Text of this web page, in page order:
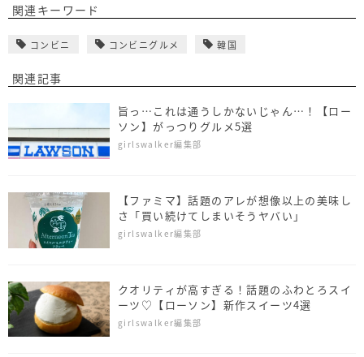
関連キーワード
コンビニ コンビニグルメ 韓国
関連記事
旨っ…これは通うしかないじゃん…！【ロー
ソン】がっつりグルメ5選
girlswalker編集部
【ファミマ】話題のアレが想像以上の美味し
さ「買い続けてしまいそうヤバい」
girlswalker編集部
クオリティが高すぎる！話題のふわとろスイ
ーツ♡【ローソン】新作スイーツ4選
girlswalker編集部